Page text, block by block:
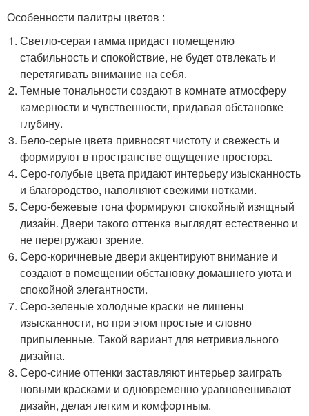
Особенности палитры цветов :
Светло-серая гамма придаст помещению
стабильность и спокойствие, не будет отвлекать и
перетягивать внимание на себя.
Темные тональности создают в комнате атмосферу
камерности и чувственности, придавая обстановке
глубину.
Бело-серые цвета привносят чистоту и свежесть и
формируют в пространстве ощущение простора.
Серо-голубые цвета придают интерьеру изысканность
и благородство, наполняют свежими нотками.
Серо-бежевые тона формируют спокойный изящный
дизайн. Двери такого оттенка выглядят естественно и
не перегружают зрение.
Серо-коричневые двери акцентируют внимание и
создают в помещении обстановку домашнего уюта и
спокойной элегантности.
Серо-зеленые холодные краски не лишены
изысканности, но при этом простые и словно
припыленные. Такой вариант для нетривиального
дизайна.
Серо-синие оттенки заставляют интерьер заиграть
новыми красками и одновременно уравновешивают
дизайн, делая легким и комфортным.